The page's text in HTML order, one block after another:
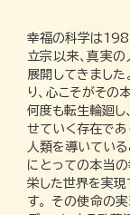
幸福の科学は
立宗以来、真実の
展開してきまし
り、心こそがその
何度も転生輪廻し
せていく存在であ
人類を導いている
にとっての本当
栄した世界を実現
す。 その使命の